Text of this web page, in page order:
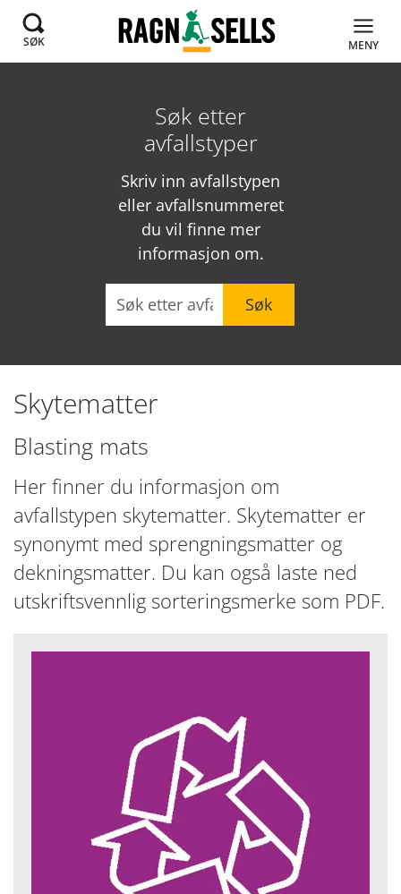
SØK MENY
Søk etter
avfallstyper
Skriv inn avfallstypen
eller avfallsnummeret
du vil finne mer
informasjon om.
Søk
Søk
Skytematter
Blasting mats
Her finner du informasjon om
avfallstypen skytematter. Skytematter er
synonymt med sprengningsmatter og
dekningsmatter. Du kan også laste ned
utskriftsvennlig sorteringsmerke som PDF.